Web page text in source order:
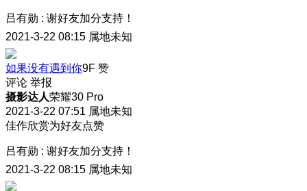
吕有勋 : 谢好友加分支持！
2021-3-22 08:15 属地未知
如果没有遇到你9F 赞
评论 举报
摄影达人荣耀30 Pro
2021-3-22 07:51 属地未知
佳作欣赏为好友点赞
吕有勋 : 谢好友加分支持！
2021-3-22 08:15 属地未知